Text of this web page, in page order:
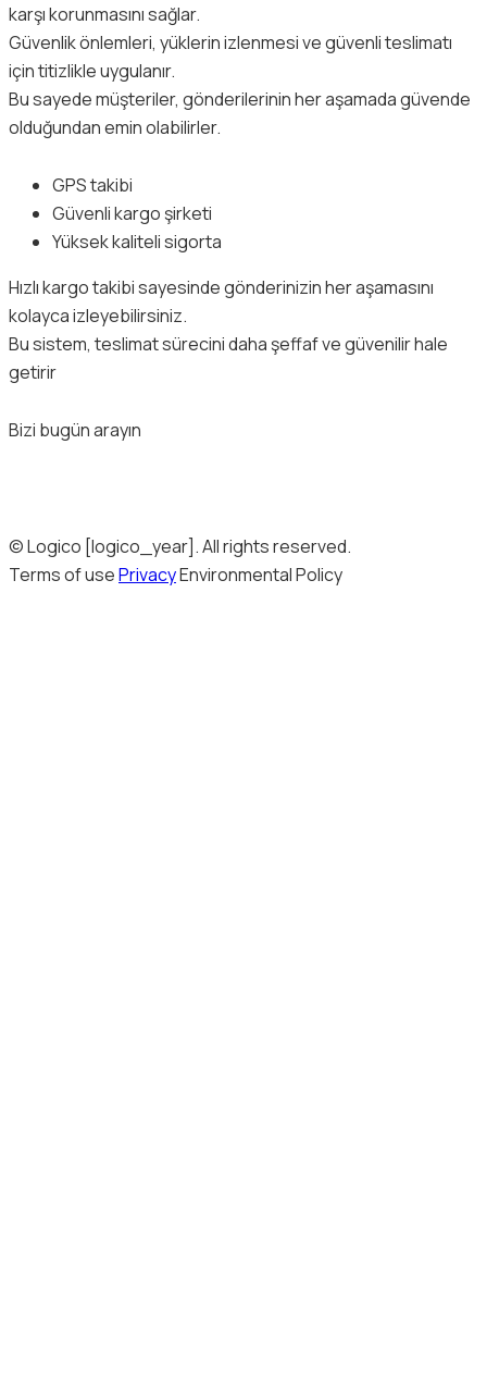
karşı korunmasını sağlar.
Güvenlik önlemleri, yüklerin izlenmesi ve güvenli teslimatı
için titizlikle uygulanır.
Bu sayede müşteriler, gönderilerinin her aşamada güvende
olduğundan emin olabilirler.
GPS takibi
Güvenli kargo şirketi
Yüksek kaliteli sigorta
Hızlı kargo takibi sayesinde gönderinizin her aşamasını
kolayca izleyebilirsiniz.
Bu sistem, teslimat sürecini daha şeffaf ve güvenilir hale
getirir
Bizi bugün arayın
© Logico [logico_year]. All rights reserved.
Terms of usePrivacyEnvironmental Policy